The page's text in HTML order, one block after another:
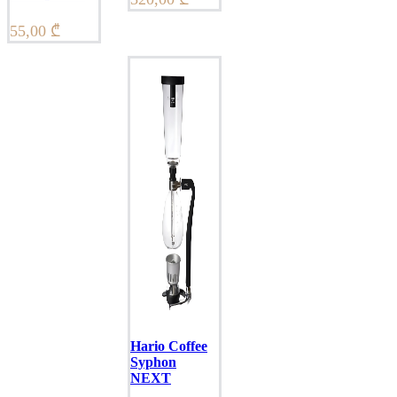
55,00 ₾
Hario Coffee
Syphon
NEXT